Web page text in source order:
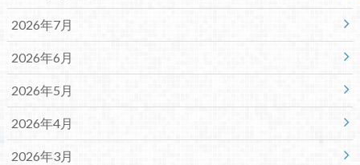
2026年7月
2026年6月
2026年5月
2026年4月
2026年3月